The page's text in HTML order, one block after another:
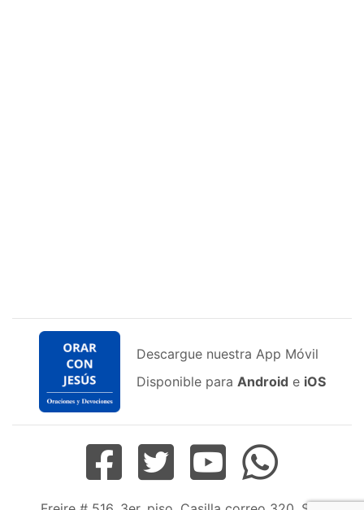
Descargue nuestra App Móvil
Disponible para Android e iOS